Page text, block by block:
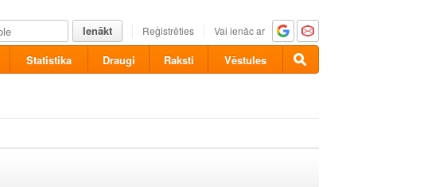
Ienākt Reģistrēties Vai ienāc ar
Statistika Draugi Raksti Vēstules